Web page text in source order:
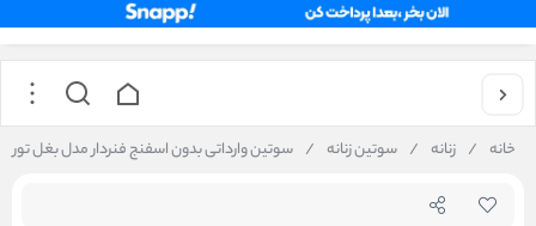
خانه / زنانه / سوتین زنانه / سوتین وارداتی بدون اسفنج فنردار مدل بغل تور کد